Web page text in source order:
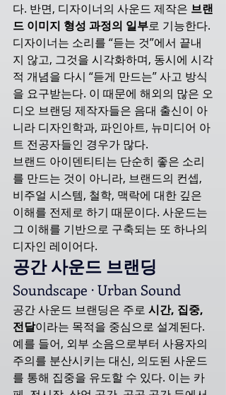
다. 반면, 디자이너의 사운드 제작은 브랜
드 이미지 형성 과정의 일부로 기능한다.
디자이너는 소리를 “듣는 것”에서 끝내
지 않고, 그것을 시각화하며, 동시에 시각
적 개념을 다시 “듣게 만드는” 사고 방식
을 요구받는다. 이 때문에 해외의 많은 오
디오 브랜딩 제작자들은 음대 출신이 아
니라 디자인학과, 파인아트, 뉴미디어 아
트 전공자들인 경우가 많다.
브랜드 아이덴티티는 단순히 좋은 소리
를 만드는 것이 아니라, 브랜드의 컨셉,
비주얼 시스템, 철학, 맥락에 대한 깊은
이해를 전제로 하기 때문이다. 사운드는
그 이해를 기반으로 구축되는 또 하나의
디자인 레이어다.
공간 사운드 브랜딩
Soundscape · Urban Sound
공간 사운드 브랜딩은 주로 시간, 집중,
전달이라는 목적을 중심으로 설계된다.
예를 들어, 외부 소음으로부터 사용자의
주의를 분산시키는 대신, 의도된 사운드
를 통해 집중을 유도할 수 있다. 이는 카